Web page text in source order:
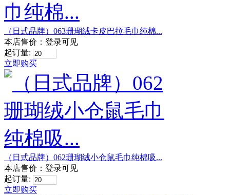
（日式品牌）063珊瑚绒卡皮巴拉毛巾纯棉...
本店售价： 登录可见
起订量:
立即购买
（日式品牌）062珊瑚绒小仓鼠毛巾纯棉吸...
本店售价： 登录可见
起订量:
立即购买